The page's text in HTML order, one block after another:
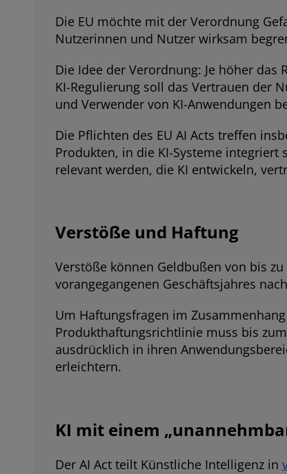
Die EU möchte mit der Verordnung
Nutzerinnen und Nutzer wirksam
Die Idee der Verordnung: Je höher
KI-Regulierung soll das Vertrauen der
und Verwender von KI-Anwendungen
Die Pflichten des EU AI Acts treffen
Produkten, in die KI-Systeme
relevant werden, die KI entwickeln,
Verstöße und Haftung
Verstöße können Geldbußen von bis
vorangegangenen Geschäftsjahres
Um Haftungsfragen im
Produkthaftungsrichtlinie muss bis
ausdrücklich in ihren
erleichtern.
KI mit einem
Der AI Act teilt Künstliche Intelligenz in